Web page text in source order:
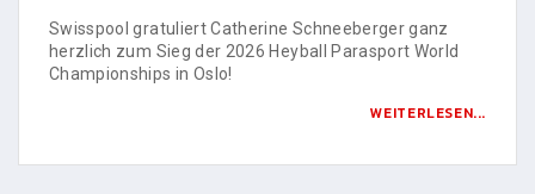
Swisspool gratuliert Catherine Schneeberger ganz
herzlich zum Sieg der 2026 Heyball Parasport World
Championships in Oslo!
WEITERLESEN...